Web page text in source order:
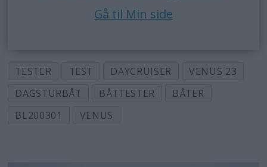
Gå til Min side
TESTER TEST DAYCRUISER
VENUS 23
DAGSTURBÅT
BÅTTESTER
BÅTER
BL200301
VENUS